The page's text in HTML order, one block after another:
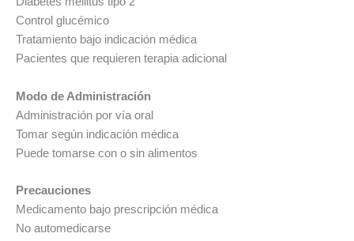
Control glucémico
Tratamiento bajo indicación médica
Pacientes que requieren terapia adicional
Modo de Administración
Administración por vía oral
Tomar según indicación médica
Puede tomarse con o sin alimentos
Precauciones
Medicamento bajo prescripción médica
No automedicarse